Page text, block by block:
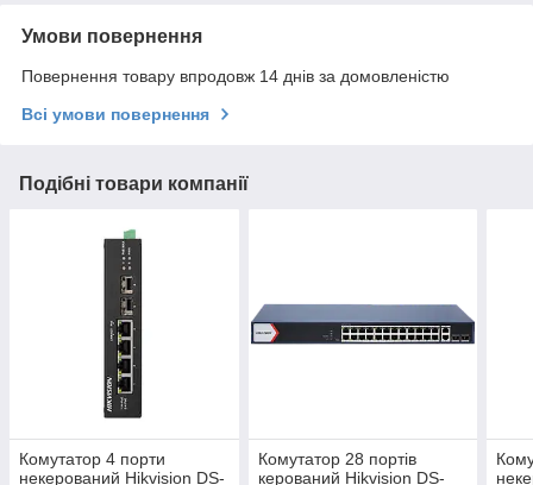
Умови повернення
Повернення товару впродовж 14 днів за домовленістю
Всі умови повернення
Подібні товари компанії
Комутатор 4 порти
некерований Hikvision DS-
Комутатор 28 портів
керований Hikvision DS-